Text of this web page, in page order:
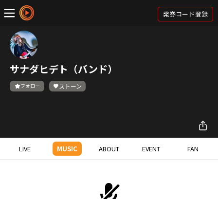
発券コード登録
サナダヒデト（バンド）
フォロー ストーン
LIVE MUSIC ABOUT EVENT FAN